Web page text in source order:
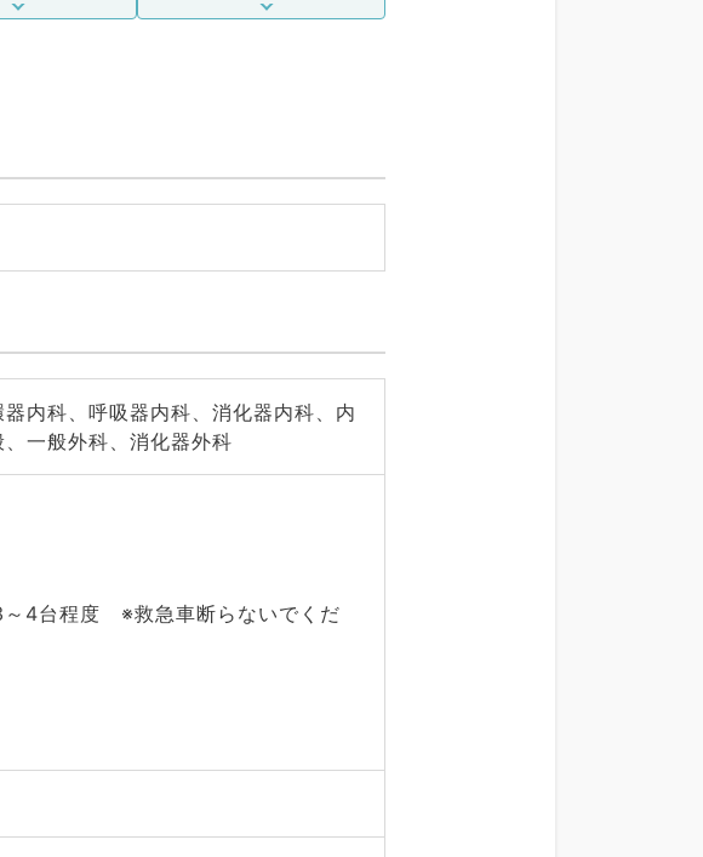
内科、呼吸器内科、消化器内科、内
一般外科、消化器外科
～4台程度 ※救急車断らないでくだ